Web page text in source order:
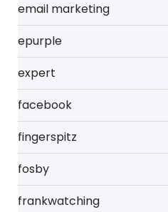
email marketing
epurple
expert
facebook
fingerspitz
fosby
frankwatching